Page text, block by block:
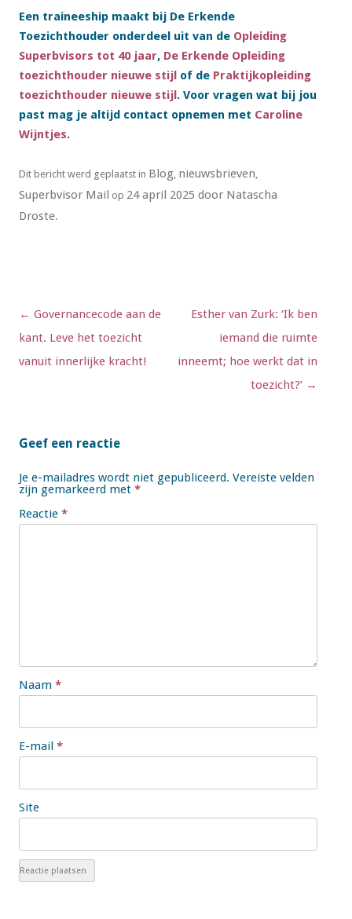
Een traineeship maakt bij De Erkende
Toezichthouder onderdeel uit van de Opleiding
Superbvisors tot 40 jaar, De Erkende Opleiding
toezichthouder nieuwe stijl of de Praktijkopleiding
toezichthouder nieuwe stijl. Voor vragen wat bij jou
past mag je altijd contact opnemen met Caroline
Wijntjes.
Dit bericht werd geplaatst in Blog, nieuwsbrieven,
Superbvisor Mail op 24 april 2025 door Natascha
Droste.
Berichtnavigatie
← Governancecode aan de
kant. Leve het toezicht
vanuit innerlijke kracht!
Esther van Zurk: ‘Ik ben
iemand die ruimte
inneemt; hoe werkt dat in
toezicht?’ →
Geef een reactie
Je e-mailadres wordt niet gepubliceerd. Vereiste velden
zijn gemarkeerd met *
Reactie *
Naam *
E-mail *
Site